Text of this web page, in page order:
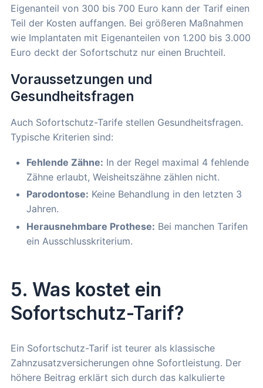
Eigenanteil von 300 bis 700 Euro kann der Tarif einen
Teil der Kosten auffangen. Bei größeren Maßnahmen
wie Implantaten mit Eigenanteilen von 1.200 bis 3.000
Euro deckt der Sofortschutz nur einen Bruchteil.
Voraussetzungen und
Gesundheitsfragen
Auch Sofortschutz-Tarife stellen Gesundheitsfragen.
Typische Kriterien sind:
Fehlende Zähne: In der Regel maximal 4 fehlende
Zähne erlaubt, Weisheitszähne zählen nicht.
Parodontose: Keine Behandlung in den letzten 3
Jahren.
Herausnehmbare Prothese: Bei manchen Tarifen
ein Ausschlusskriterium.
5. Was kostet ein
Sofortschutz-Tarif?
Ein Sofortschutz-Tarif ist teurer als klassische
Zahnzusatzversicherungen ohne Sofortleistung. Der
höhere Beitrag erklärt sich durch das kalkulierte